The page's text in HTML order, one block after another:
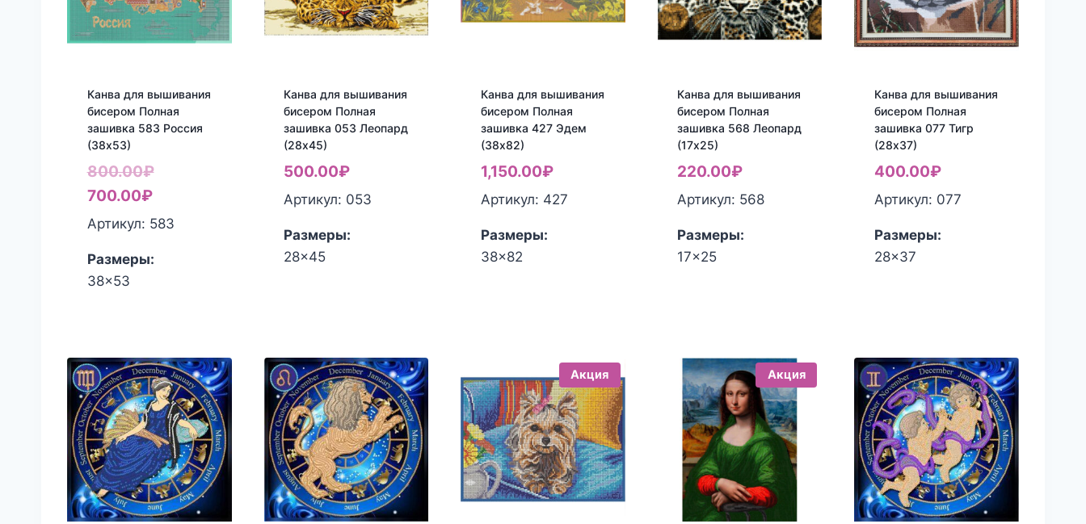
Канва для вышивания
бисером Полная
зашивка 583 Россия
(38х53)
800.00₽Первоначальная
составляла
700.00₽Текущая
цена:
Артикул: 583
Размеры:
38x53
Канва для вышивания
бисером Полная
зашивка 053 Леопард
(28х45)
500.00₽
Артикул: 053
Размеры:
28x45
Канва для вышивания
бисером Полная
зашивка 427 Эдем
(38х82)
1,150.00₽
Артикул: 427
Размеры:
38x82
Канва для вышивания
бисером Полная
зашивка 568 Леопард
(17х25)
220.00₽
Артикул: 568
Размеры:
17x25
Канва для вышивания
бисером Полная
зашивка 077 Тигр
(28х37)
400.00₽
Артикул: 077
Размеры:
28x37
Акция Акция